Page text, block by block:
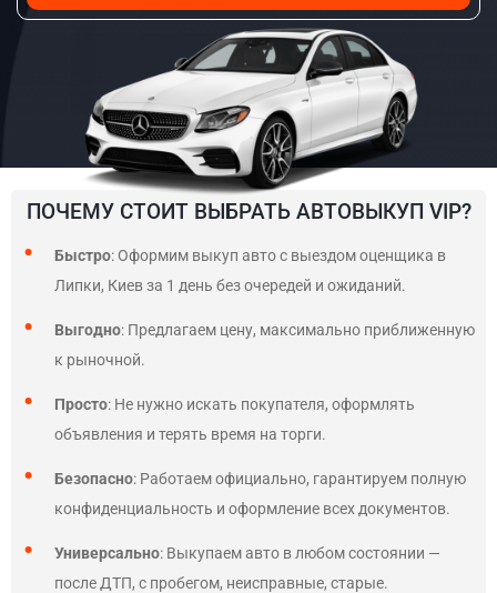
ПОЧЕМУ СТОИТ ВЫБРАТЬ АВТОВЫКУП VIP?
Быстро: Оформим выкуп авто с выездом оценщика в
Липки, Киев за 1 день без очередей и ожиданий.
Выгодно: Предлагаем цену, максимально приближенную
к рыночной.
Просто: Не нужно искать покупателя, оформлять
объявления и терять время на торги.
Безопасно: Работаем официально, гарантируем полную
конфиденциальность и оформление всех документов.
Универсально: Выкупаем авто в любом состоянии —
после ДТП, с пробегом, неисправные, старые.